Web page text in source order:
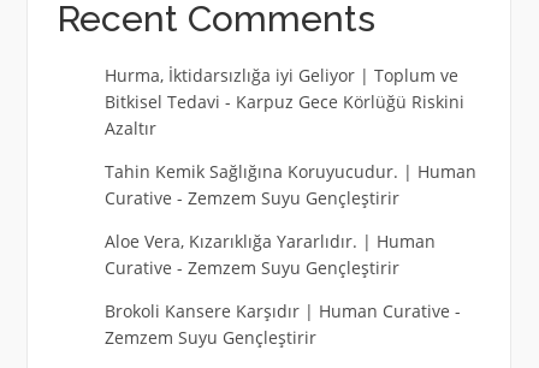
Recent Comments
Hurma, İktidarsızlığa iyi Geliyor | Toplum ve
Bitkisel Tedavi - Karpuz Gece Körlüğü Riskini
Azaltır
Tahin Kemik Sağlığına Koruyucudur. | Human
Curative - Zemzem Suyu Gençleştirir
Aloe Vera, Kızarıklığa Yararlıdır. | Human
Curative - Zemzem Suyu Gençleştirir
Brokoli Kansere Karşıdır | Human Curative -
Zemzem Suyu Gençleştirir